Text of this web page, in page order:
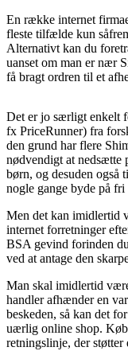
En række internet
fleste tilfælde kun
Alternativt kan du
uanset om man er nær
få bragt ordren til et
Det er jo særligt enkelt
fx PriceRunner) fra
den grund har flere
nødvendigt at nedsætte
børn, og desuden også
nogle gange byde på fri
Men det kan imidlertid
internet forretninger
BSA gevind forinden
ved at antage den
Man skal imidlertid
handler afhænder en
beskeden, så kan det
uærlig online shop.
retningslinje, der